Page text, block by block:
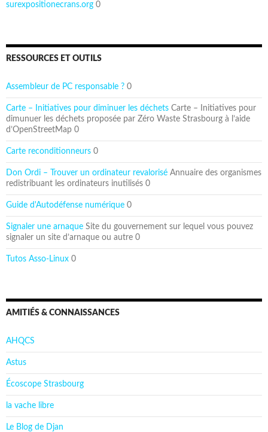
surexpositionecrans.org 0
RESSOURCES ET OUTILS
Assembleur de PC responsable ? 0
Carte – Initiatives pour diminuer les déchets Carte – Initiatives pour
dimunuer les déchets proposée par Zéro Waste Strasbourg à l’aide
d’OpenStreetMap 0
Carte reconditionneurs 0
Don Ordi – Trouver un ordinateur revalorisé Annuaire des organismes
redistribuant les ordinateurs inutilisés 0
Guide d'Autodéfense numérique 0
Signaler une arnaque Site du gouvernement sur lequel vous pouvez
signaler un site d’arnaque ou autre 0
Tutos Asso-Linux 0
AMITIÉS & CONNAISSANCES
AHQCS
Astus
Écoscope Strasbourg
la vache libre
Le Blog de Djan